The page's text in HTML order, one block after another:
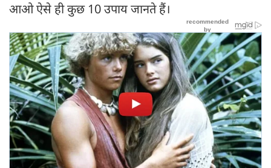
आओ ऐसे ही कुछ 10 उपाय जानते हैं।